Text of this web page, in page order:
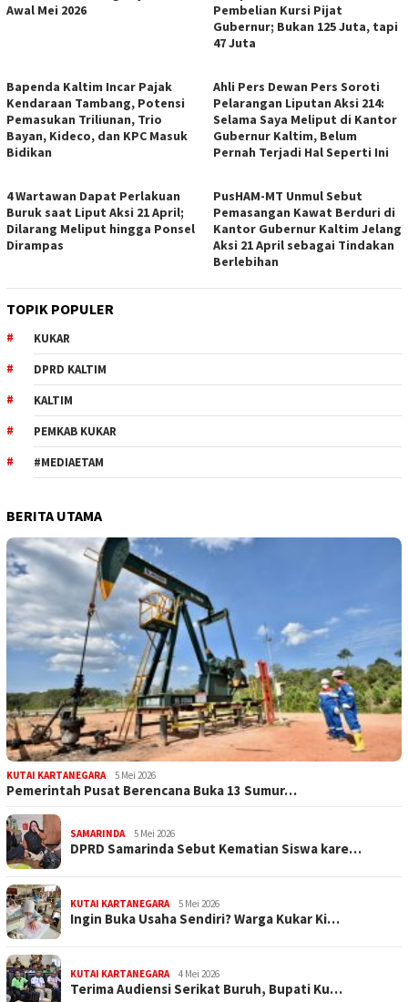
Awal Mei 2026
Pembelian Kursi Pijat
Gubernur; Bukan 125 Juta, tapi
47 Juta
Bapenda Kaltim Incar Pajak
Kendaraan Tambang, Potensi
Pemasukan Triliunan, Trio
Bayan, Kideco, dan KPC Masuk
Bidikan
Ahli Pers Dewan Pers Soroti
Pelarangan Liputan Aksi 214:
Selama Saya Meliput di Kantor
Gubernur Kaltim, Belum
Pernah Terjadi Hal Seperti Ini
4 Wartawan Dapat Perlakuan
Buruk saat Liput Aksi 21 April;
Dilarang Meliput hingga Ponsel
Dirampas
PusHAM-MT Unmul Sebut
Pemasangan Kawat Berduri di
Kantor Gubernur Kaltim Jelang
Aksi 21 April sebagai Tindakan
Berlebihan
TOPIK POPULER
KUKAR
DPRD KALTIM
KALTIM
PEMKAB KUKAR
#MEDIAETAM
BERITA UTAMA
KUTAI KARTANEGARA 5 Mei 2026
Pemerintah Pusat Berencana Buka 13 Sumur…
SAMARINDA 5 Mei 2026
DPRD Samarinda Sebut Kematian Siswa kare…
KUTAI KARTANEGARA 5 Mei 2026
Ingin Buka Usaha Sendiri? Warga Kukar Ki…
KUTAI KARTANEGARA 4 Mei 2026
Terima Audiensi Serikat Buruh, Bupati Ku…